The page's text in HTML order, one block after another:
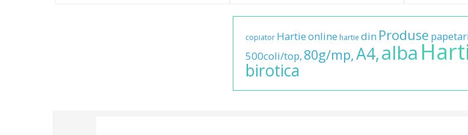
copiator Hartieonline hartie din Produse
500coli/top, 80g/mp,A4,alba
birotica